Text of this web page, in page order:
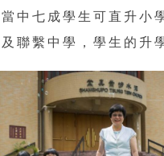
中七成學生可直升小
聯繫中學，學生的升